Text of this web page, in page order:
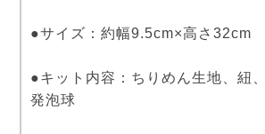
●サイズ：約幅9.5cm×高さ32cm
●キット内容：ちりめん生地、紐
発泡球